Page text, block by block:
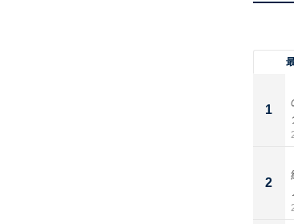
1
2